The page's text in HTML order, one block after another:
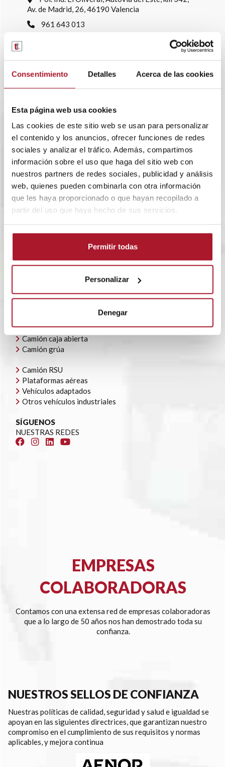
Consentimiento Detalles Acerca de las cookies
Esta página web usa cookies
Las cookies de este sitio web se usan para personalizar
el contenido y los anuncios, ofrecer funciones de redes
sociales y analizar el tráfico. Además, compartimos
información sobre el uso que haga del sitio web con
nuestros partners de redes sociales, publicidad y análisis
web, quienes pueden combinarla con otra información
que les haya proporcionado o que hayan recopilado a
partir del uso que haya hecho de sus servicios.
Permitir todas
Personalizar
Denegar
Av. de Madrid, 26, 46190 Valencia
961 643 013
Ver delegaciones
Trabaja con nosotros
SOBRE TRANSTEL
RENTING FLEXIBLE
CONTACTO
OFERTAS DE EMPLEO
Todoterrenos y furgonetas
Camión caja cerrada
Camión caja abierta
Camión grúa
Camión RSU
Plataformas aéreas
Vehículos adaptados
Otros vehículos industriales
SÍGUENOS
NUESTRAS REDES
EMPRESAS
COLABORADORAS
Contamos con una extensa red de empresas colaboradoras
que a lo largo de 50 años nos han demostrado toda su
confianza.
NUESTROS SELLOS DE CONFIANZA
Nuestras políticas de calidad, seguridad y salud e igualdad se
apoyan en las siguientes directrices, que garantizan nuestro
compromiso en el cumplimiento de sus requisitos y normas
aplicables, y mejora continua